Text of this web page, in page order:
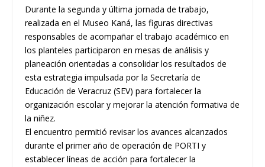
Durante la segunda y última jornada de trabajo,
realizada en el Museo Kaná, las figuras directivas
responsables de acompañar el trabajo académico en
los planteles participaron en mesas de análisis y
planeación orientadas a consolidar los resultados de
esta estrategia impulsada por la Secretaría de
Educación de Veracruz (SEV) para fortalecer la
organización escolar y mejorar la atención formativa de
la niñez.
El encuentro permitió revisar los avances alcanzados
durante el primer año de operación de PORTI y
establecer líneas de acción para fortalecer la